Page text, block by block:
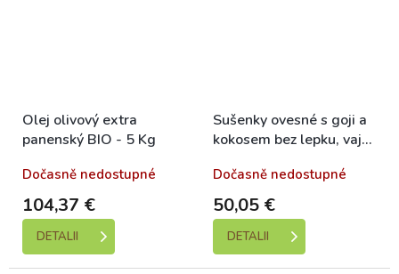
Olej olivový extra
panenský BIO - 5 Kg
Dočasně nedostupné
104,37 €
DETALII
Sušenky ovesné s goji a
kokosem bez lepku, vajec
Dočasně nedostupné
50,05 €
DETALII